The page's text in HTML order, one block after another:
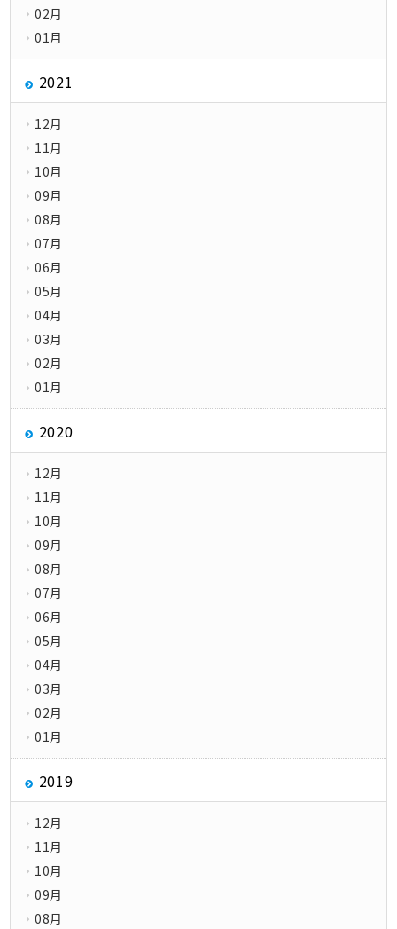
02月
01月
2021
12月
11月
10月
09月
08月
07月
06月
05月
04月
03月
02月
01月
2020
12月
11月
10月
09月
08月
07月
06月
05月
04月
03月
02月
01月
2019
12月
11月
10月
09月
08月